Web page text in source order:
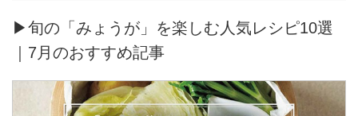
▶旬の「みょうが」を楽しむ人気レシピ10選
｜7月のおすすめ記事